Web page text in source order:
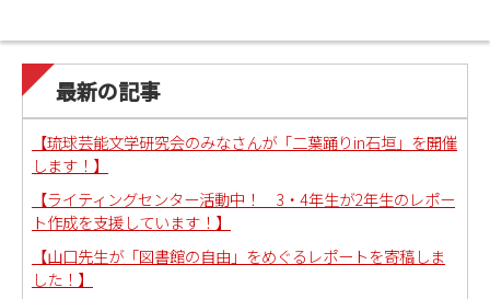
最新の記事
【琉球芸能文学研究会のみなさんが「二葉踊りin石垣」を開催
します！】
【ライティングセンター活動中！ 3・4年生が2年生のレポー
ト作成を支援しています！】
【山口先生が「図書館の自由」をめぐるレポートを寄稿しま
した！】